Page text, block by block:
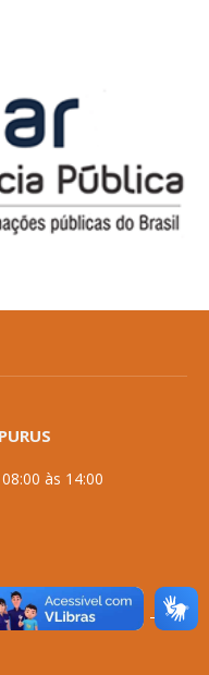
às 14:00
\ ANAPURUS – MA